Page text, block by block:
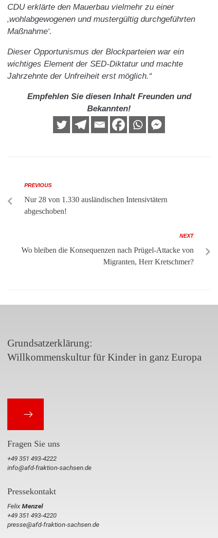
CDU erklärte den Mauerbau vielmehr zu einer
‚wohlabgewogenen und mustergültig durchgeführten
Maßnahme‘.
Dieser Opportunismus der Blockparteien war ein
wichtiges Element der SED-Diktatur und machte
Jahrzehnte der Unfreiheit erst möglich.“
Empfehlen Sie diesen Inhalt Freunden und
Bekannten!
PREVIOUS
Nur 28 von 1.330 ausländischen Intensivtätern
abgeschoben!
NEXT
Wo bleiben die Konsequenzen nach Prügel-Attacke von
Migranten, Herr Kretschmer?
Grundsatzerklärung:
Willkommenskultur für Kinder in ganz Europa
Fragen Sie uns
+49 351 493-4222
info@afd-fraktion-sachsen.de
Pressekontakt
FelixMenzel
+49 351 493-4220
presse@afd-fraktion-sachsen.de